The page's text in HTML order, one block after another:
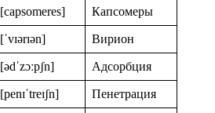
[capsomeres] Капсомеры
[ˈvɪərɪən] Вирион
[ədˈzɔːpʃn] Адсорбция
[penɪˈtreɪʃn] Пенетрация